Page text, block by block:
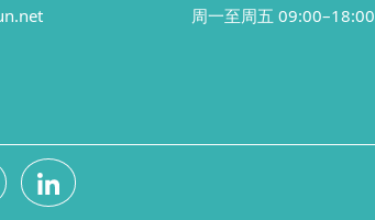
周一至周五 09:00–18:00